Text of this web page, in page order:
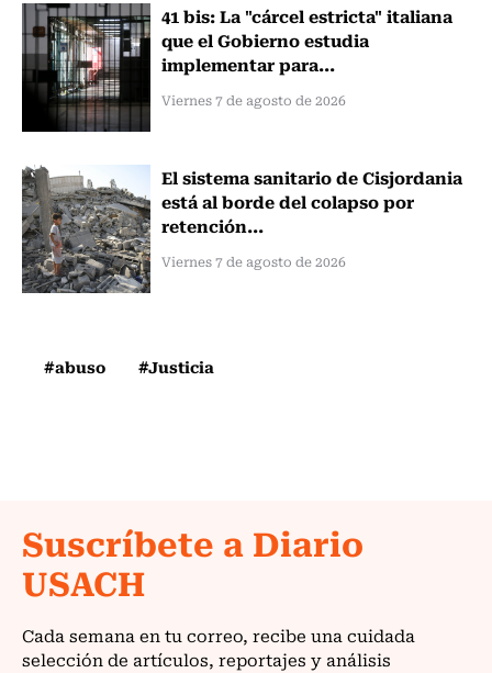
41 bis: La "cárcel estricta" italiana
que el Gobierno estudia
implementar para...
Viernes 7 de agosto de 2026
El sistema sanitario de Cisjordania
está al borde del colapso por
retención...
Viernes 7 de agosto de 2026
#abuso #Justicia